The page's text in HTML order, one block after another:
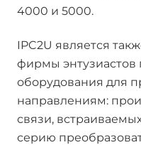
4000 и 5000.
IPC2U является
фирмы энтузиастов
оборудования для
направлениям:
связи,
серию